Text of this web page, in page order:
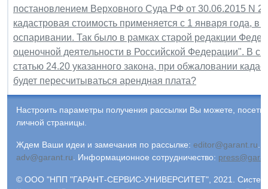
постановлением Верховного Суда РФ от 30.06.2015 N
кадастровая стоимость применяется с 1 января года,
оспаривании. Так было в рамках старой редакции
оценочной деятельности в Российской Федерации". В
статью 24.20 указанного закона, при обжаловании
будет пересчитываться арендная плата?
Настроить параметры получения рассылки Вы можете,
личной страницы.
Ждем Ваши идеи и замечания по рассылке: editor@garant.ru
adv@garant.ru
Информационное сотрудничество:
© ООО "НПП "ГАРАНТ-СЕРВИС-УНИВЕРСИТЕТ", 2021. Система